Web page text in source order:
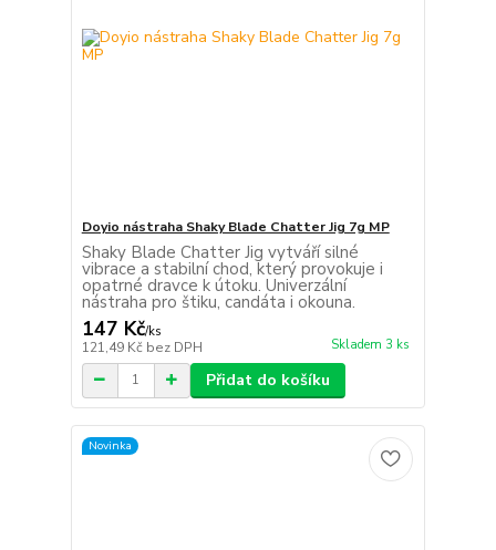
Doyio nástraha Shaky Blade Chatter Jig 7g MP
Shaky Blade Chatter Jig vytváří silné
vibrace a stabilní chod, který provokuje i
opatrné dravce k útoku. Univerzální
nástraha pro štiku, candáta i okouna.
147 Kč/ks
121,49 Kč bez DPH Skladem 3 ks
Přidat do košíku
Novinka